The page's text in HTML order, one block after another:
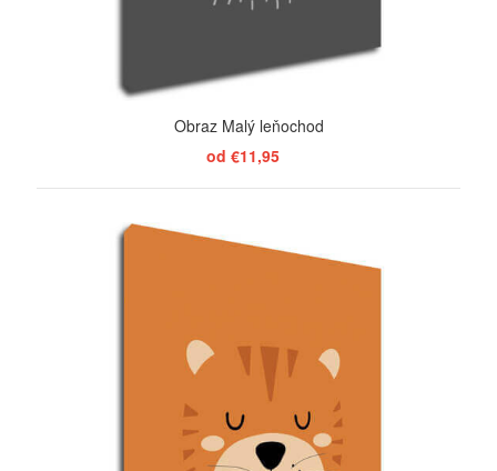
Obraz Malý leňochod
od €11,95